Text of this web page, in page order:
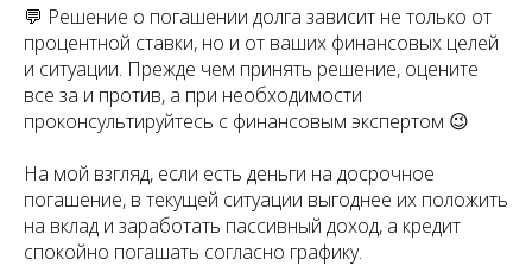
💬 Решение о погашении долга зависит не только от
процентной ставки, но и от ваших финансовых целей
и ситуации. Прежде чем принять решение, оцените
все за и против, а при необходимости
проконсультируйтесь с финансовым экспертом 😉
На мой взгляд, если есть деньги на досрочное
погашение, в текущей ситуации выгоднее их положить
на вклад и заработать пассивный доход, а кредит
спокойно погашать согласно графику.